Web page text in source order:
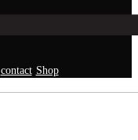
contact Shop